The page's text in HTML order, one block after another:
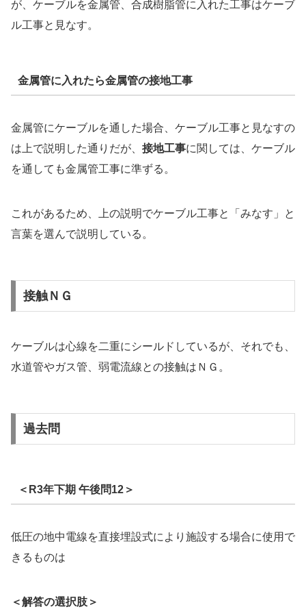
が、ケーブルを金属管、合成樹脂管に入れた工事はケーブ
ル工事と見なす。
金属管に入れたら金属管の接地工事
金属管にケーブルを通した場合、ケーブル工事と見なすの
は上で説明した通りだが、 接地工事に関しては、ケーブル
を通しても金属管工事に準ずる。
これがあるため、上の説明でケーブル工事と「みなす」と
言葉を選んで説明している。
接触ＮＧ
ケーブルは心線を二重にシールドしているが、それでも、
水道管やガス管、弱電流線との接触はＮＧ。
過去問
＜R3年下期 午後問12＞
低圧の地中電線を直接埋設式により施設する場合に使用で
きるものは
＜解答の選択肢＞